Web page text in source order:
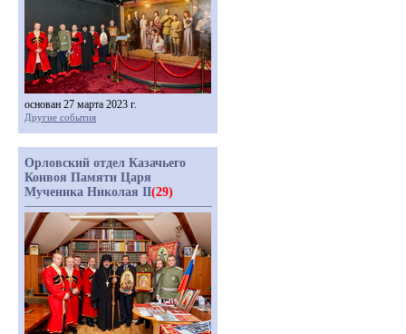
основан 27 марта 2023 г.
Другие события
Орловский отдел Казачьего
Конвоя Памяти Царя
Мученика Николая II(29)